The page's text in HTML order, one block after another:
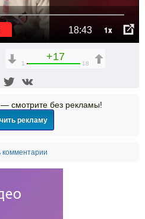
18:43 1x
+17
1 18
смотрите без рекламы!
рекламу
комментарии